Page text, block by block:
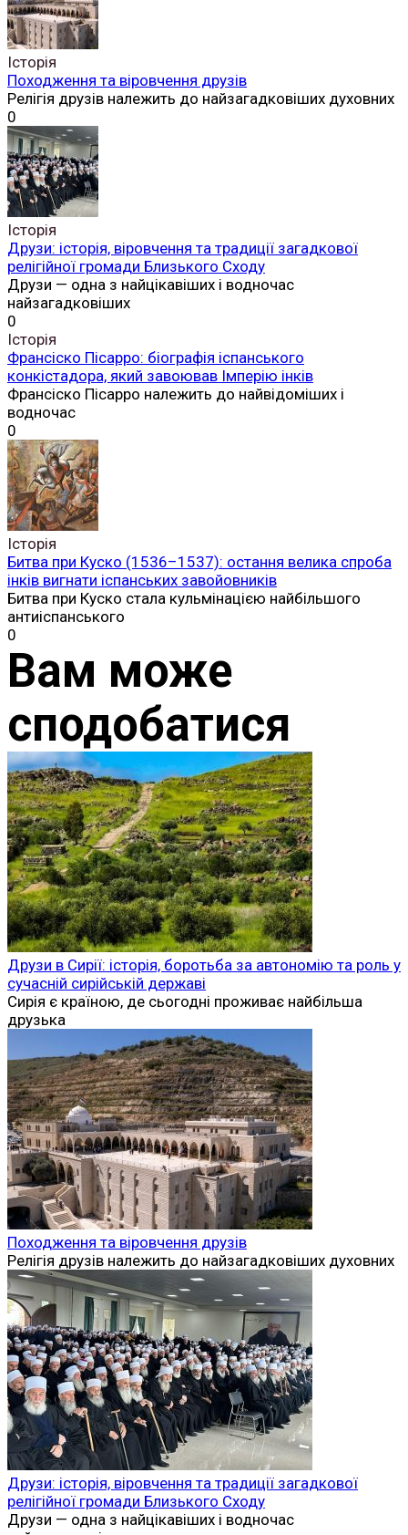
Історія
Походження та віровчення друзів
Релігія друзів належить до найзагадковіших духовних
0
Історія
Друзи: історія, віровчення та традиції загадкової
релігійної громади Близького Сходу
Друзи — одна з найцікавіших і водночас
найзагадковіших
0
Історія
Франсіско Пісарро: біографія іспанського
конкістадора, який завоював Імперію інків
Франсіско Пісарро належить до найвідоміших і
водночас
0
Історія
Битва при Куско (1536–1537): остання велика спроба
інків вигнати іспанських завойовників
Битва при Куско стала кульмінацією найбільшого
антиіспанського
0
Вам може
сподобатися
Друзи в Сирії: історія, боротьба за автономію та роль у
сучасній сирійській державі
Сирія є країною, де сьогодні проживає найбільша
друзька
Походження та віровчення друзів
Релігія друзів належить до найзагадковіших духовних
Друзи: історія, віровчення та традиції загадкової
релігійної громади Близького Сходу
Друзи — одна з найцікавіших і водночас